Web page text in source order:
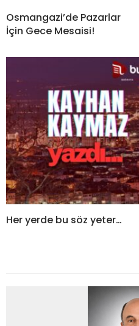
Osmangazi’de Pazarlar
İçin Gece Mesaisi!
Her yerde bu söz yeter…